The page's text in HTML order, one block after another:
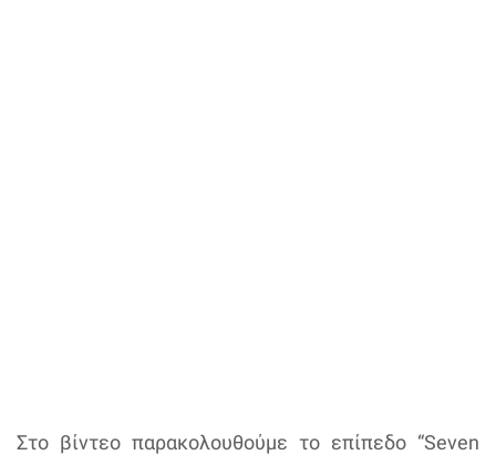
Στο βίντεο παρακολουθούμε το επίπεδο “Seven